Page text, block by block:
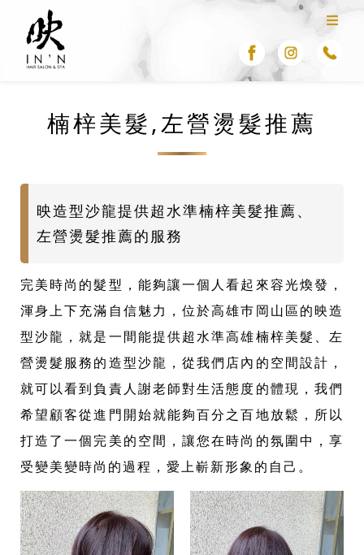
楠梓美髮,左營燙髮推薦
映造型沙龍提供超水準楠梓美髮推薦、
左營燙髮推薦的服務
完美時尚的髮型，能夠讓一個人看起來容光煥發，
渾身上下充滿自信魅力，位於高雄巿岡山區的映造
型沙龍，就是一間能提供超水準高雄楠梓美髮、左
營燙髮服務的造型沙龍，從我們店內的空間設計，
就可以看到負責人謝老師對生活態度的體現，我們
希望顧客從進門開始就能夠百分之百地放鬆，所以
打造了一個完美的空間，讓您在時尚的氛圍中，享
受變美變時尚的過程，愛上嶄新形象的自己。